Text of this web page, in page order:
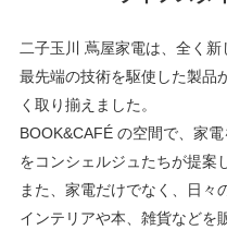
二子玉川 蔦屋家電は、全く新
最先端の技術を駆使した製品
く取り揃えました。
BOOK&CAFÉ の空間で、家
をコンシェルジュたちが提案
また、家電だけでなく、日々
インテリアや本、雑貨などを